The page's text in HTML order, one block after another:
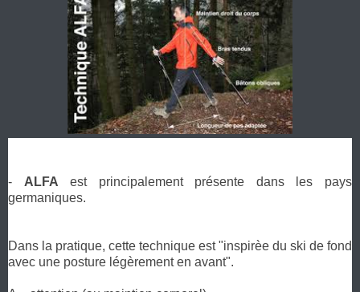
- ALFA est principalement présente dans les pays
germaniques.
Dans la pratique, cette technique est "inspirèe du ski de fond
avec une posture légèrement en avant".